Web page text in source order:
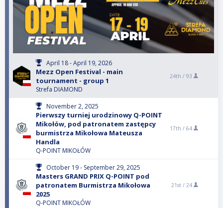
April 18 - April 19, 2026
Mezz Open Festival - main
tournament - group 1
Strefa DIAMOND
24th / 93
November 2, 2025
Pierwszy turniej urodzinowy Q-POINT
Mikołów, pod patronatem zastępcy
burmistrza Mikołowa Mateusza
Handla
Q-POINT MIKOŁÓW
17th / 64
October 19 - September 29, 2025
Masters GRAND PRIX Q-POINT pod
patronatem Burmistrza Mikołowa
2025
Q-POINT MIKOŁÓW
21st / 24